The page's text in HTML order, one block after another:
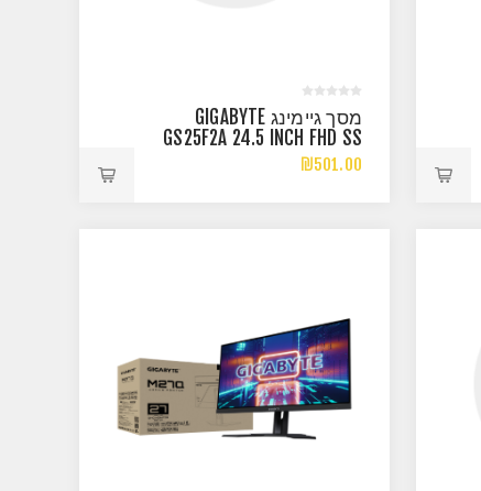
מסך גיימינג GIGABYTE
GS25F2A 24.5 INCH FHD SS
IPS 1MS 240HZ
₪501.00